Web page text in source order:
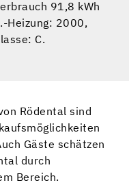
91,8 kWh
Heizung: 2000,
C.
Rödental sind
Gäste schätzen
durch
Bereich.